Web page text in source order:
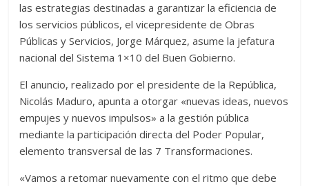
las estrategias destinadas a garantizar la eficiencia de
los servicios públicos, el vicepresidente de Obras
Públicas y Servicios, Jorge Márquez, asume la jefatura
nacional del Sistema 1×10 del Buen Gobierno.
El anuncio, realizado por el presidente de la República,
Nicolás Maduro, apunta a otorgar «nuevas ideas, nuevos
empujes y nuevos impulsos» a la gestión pública
mediante la participación directa del Poder Popular,
elemento transversal de las 7 Transformaciones.
«Vamos a retomar nuevamente con el ritmo que debe